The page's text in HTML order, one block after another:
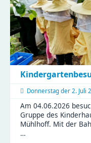
Donnerstag der 2. Juli
Am 04.06.2026
Gruppe des
Mühlhoff. Mit der
…